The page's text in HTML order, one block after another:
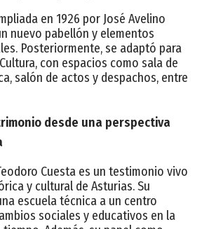
en 1926 por José Avelino
nuevo pabellón y elementos
Posteriormente, se adaptó para
con espacios como sala de
salón de actos y despachos, entre
desde una perspectiva
Cuesta es un testimonio vivo
y cultural de Asturias. Su
escuela técnica a un centro
sociales y educativos en la